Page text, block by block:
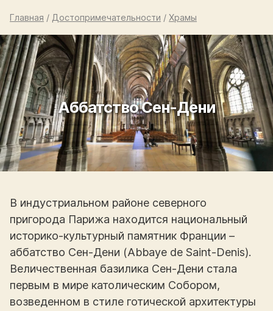
Главная / Достопримечательности / Храмы
Аббатство Сен-Дени
В индустриальном районе северного
пригорода Парижа находится национальный
историко-культурный памятник Франции –
аббатство Сен-Дени (Abbaye de Saint-Denis).
Величественная базилика Сен-Дени стала
первым в мире католическим Собором,
возведенном в стиле готической архитектуры